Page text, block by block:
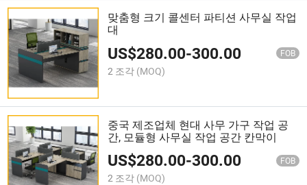
맞춤형 크기 콜센터 파티션 사무실 작업
대
US$280.00-300.00 FOB
2 조각 (MOQ)
중국 제조업체 현대 사무 가구 작업 공
간, 모듈형 사무실 작업 공간 칸막이
US$280.00-300.00 FOB
2 조각 (MOQ)